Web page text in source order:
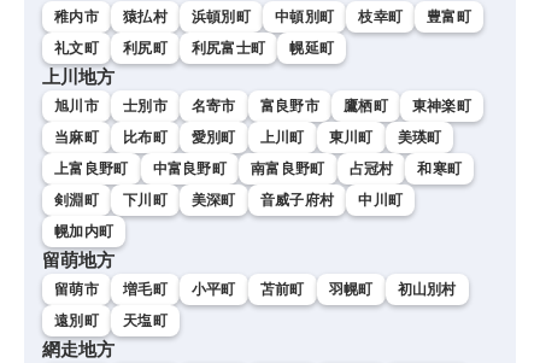
稚内市 猿払村 浜頓別町 中頓別町 枝幸町
豊富町
礼文町
利尻町 利尻富士町 幌延町
上川地方
旭川市 士別市 名寄市 富良野市 鷹栖町
東神楽町
当麻町
比布町 愛別町 上川町 東川町
美瑛町
上富良野町
中富良野町 南富良野町 占冠村
和寒町
剣淵町
下川町 美深町 音威子府村
中川町
幌加内町
留萌地方
留萌市 増毛町 小平町 苫前町 羽幌町
初山別村
遠別町
天塩町
網走地方